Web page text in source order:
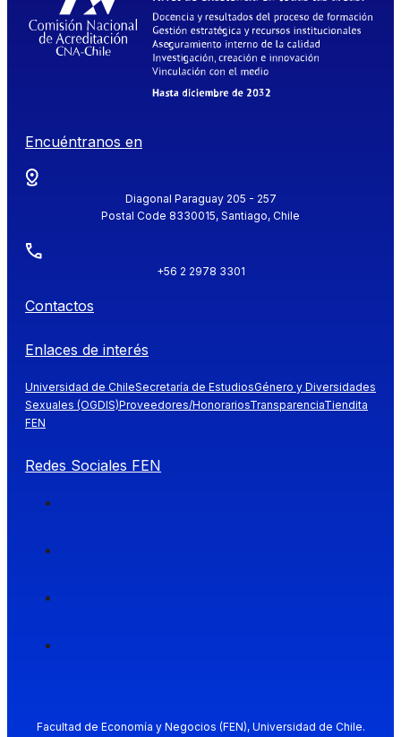
Encuéntranos en
Diagonal Paraguay 205 - 257
Postal Code 8330015, Santiago, Chile
+56 2 2978 3301
Contactos
Enlaces de interés
Universidad de ChileSecretaría de EstudiosGénero y Diversidades
Sexuales (OGDIS)Proveedores/HonorariosTransparenciaTiendita
FEN
Redes Sociales FEN
Facultad de Economía y Negocios (FEN), Universidad de Chile.